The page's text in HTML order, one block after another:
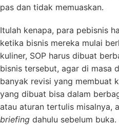
pas dan tidak memuaskan.
Itulah kenapa, para pebisnis
ketika bisnis mereka mulai
kuliner, SOP harus dibuat
bisnis tersebut, agar di masa
banyak revisi yang membuat
yang dibuat bisa dalam
atau aturan tertulis misalnya,
briefing dahulu sebelum buka.